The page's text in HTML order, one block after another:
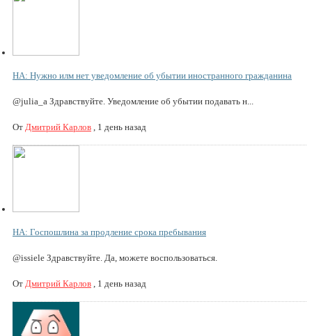
НА: Нужно илм нет уведомление об убытии иностранного гражданина
@julia_a Здравствуйте. Уведомление об убытии подавать н...
От Дмитрий Карлов 1 день назад
НА: Госпошлина за продление срока пребывания
@issiele Здравствуйте. Да, можете воспользоваться.
От Дмитрий Карлов 1 день назад